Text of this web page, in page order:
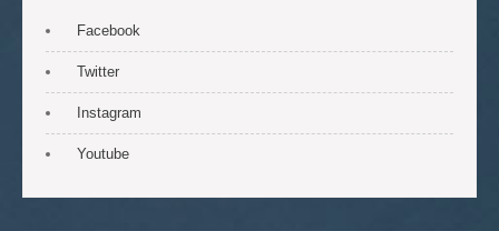
Facebook
Twitter
Instagram
Youtube